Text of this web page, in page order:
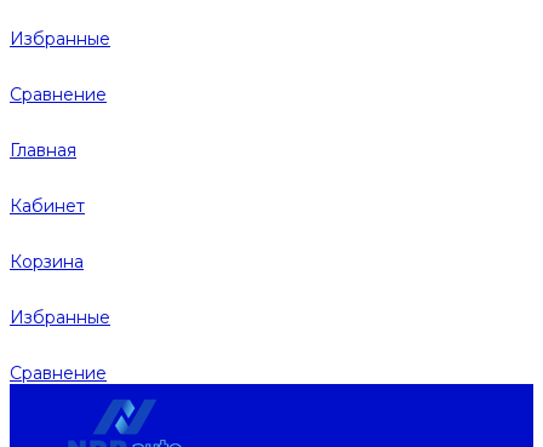
Избранные
Сравнение
Главная
Кабинет
Корзина
Избранные
Сравнение